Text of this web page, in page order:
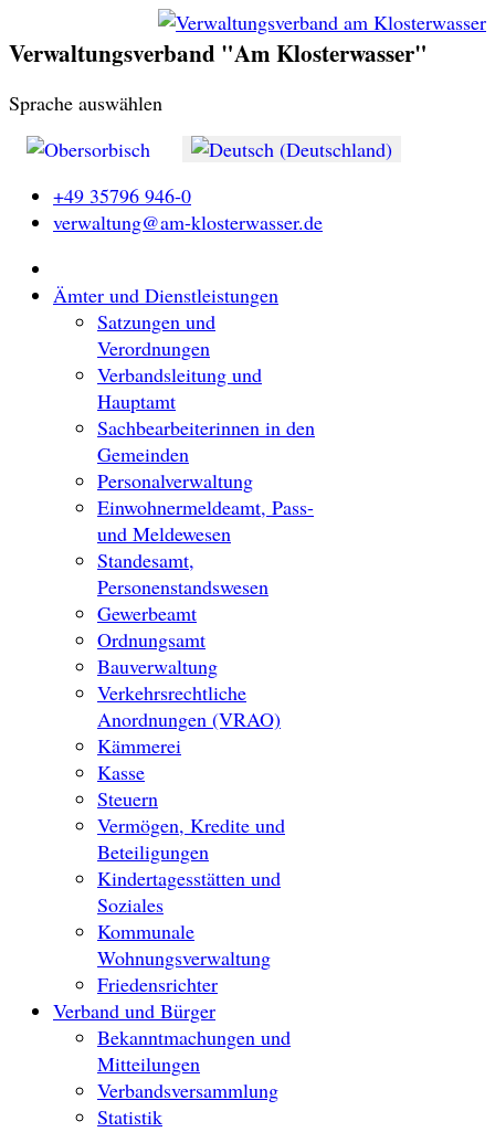
Verwaltungsverband "Am Klosterwasser"
Sprache auswählen
+49 35796 946-0
verwaltung@am-klosterwasser.de
Ämter und Dienstleistungen
Satzungen und
Verordnungen
Verbandsleitung und
Hauptamt
Sachbearbeiterinnen in den
Gemeinden
Personalverwaltung
Einwohnermeldeamt, Pass-
und Meldewesen
Standesamt,
Personenstandswesen
Gewerbeamt
Ordnungsamt
Bauverwaltung
Verkehrsrechtliche
Anordnungen (VRAO)
Kämmerei
Kasse
Steuern
Vermögen, Kredite und
Beteiligungen
Kindertagesstätten und
Soziales
Kommunale
Wohnungsverwaltung
Friedensrichter
Verband und Bürger
Bekanntmachungen und
Mitteilungen
Verbandsversammlung
Statistik